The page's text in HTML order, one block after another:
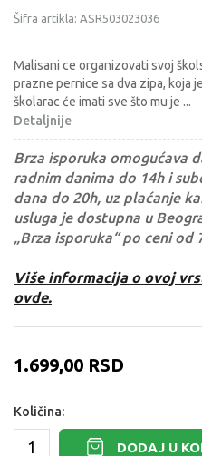
Šifra artikla: ASR503023036
Malisani ce organizovati svoj
prazne pernice sa dva zipa, koja
školarac će imati sve što mu je ...
Detaljnije
Brza isporuka omogućava
radnim danima do 14h i
dana do 20h, uz plaćanje
usluga je dostupna u
„Brza isporuka“ po ceni od
Više informacija o ovoj
ovde.
1.699,00 RSD
Količina:
DODAJ U